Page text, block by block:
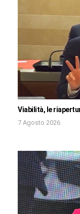
Viabilità, le
7 Agosto 2026